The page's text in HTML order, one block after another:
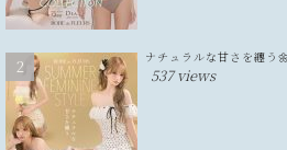
ナチュラルな甘さを纏
537 views